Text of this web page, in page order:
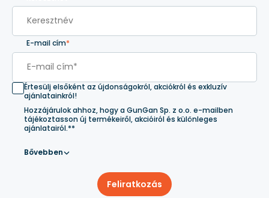
E-mail cím*
Értesülj elsőként az újdonságokról, akciókról és exkluzív
ajánlatainkról!
Hozzájárulok ahhoz, hogy a GunGan Sp. z o.o. e-mailben
tájékoztasson új termékeiről, akcióiról és különleges
ajánlatairól.**
Bővebben
Feliratkozás